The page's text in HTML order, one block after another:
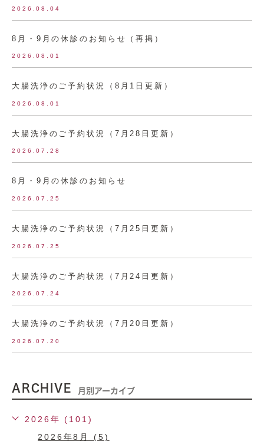
2026.08.04
8月・9月の休診のお知らせ（再掲）
2026.08.01
大腸洗浄のご予約状況（8月1日更新）
2026.08.01
大腸洗浄のご予約状況（7月28日更新）
2026.07.28
8月・9月の休診のお知らせ
2026.07.25
大腸洗浄のご予約状況（7月25日更新）
2026.07.25
大腸洗浄のご予約状況（7月24日更新）
2026.07.24
大腸洗浄のご予約状況（7月20日更新）
2026.07.20
ARCHIVE 月別アーカイブ
2026年 (101)
2026年8月 (5)